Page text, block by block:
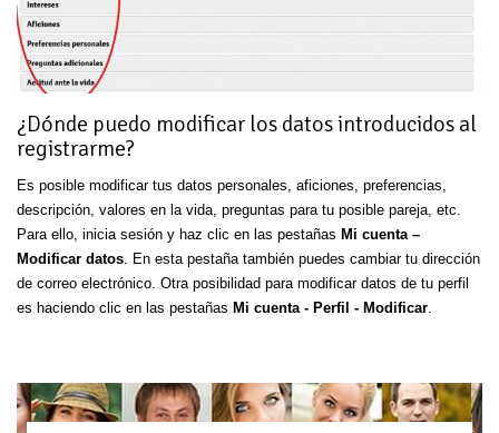
¿Dónde puedo modificar los datos introducidos al
registrarme?
Es posible modificar tus datos personales, aficiones, preferencias,
descripción, valores en la vida, preguntas para tu posible pareja, etc.
Para ello, inicia sesión y haz clic en las pestañas Mi cuenta –
Modificar datos. En esta pestaña también puedes cambiar tu dirección
de correo electrónico. Otra posibilidad para modificar datos de tu perfil
es haciendo clic en las pestañas Mi cuenta - Perfil - Modificar.